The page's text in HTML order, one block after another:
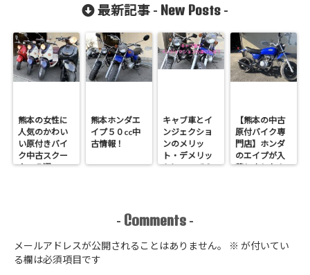
最新記事 - New Posts -
熊本の女性に
人気のかわい
い原付きバイ
ク中古スクー
ター５選
熊本ホンダエ
イプ５０cc中
古情報！
キャブ車とイ
ンジェクショ
ンのメリッ
ト・デメリッ
トについて？
【熊本の中古
原付バイク専
門店】ホンダ
のエイプが入
荷しました！
- Comments -
メールアドレスが公開されることはありません。 ※ が付いてい
る欄は必須項目です